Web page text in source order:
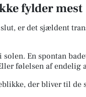
fylder mest
er det sjældent
solen. En spontan
følelsen af endelig
der bliver til de